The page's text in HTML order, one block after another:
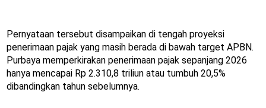
Pernyataan tersebut disampaikan di tengah proyeksi
penerimaan pajak yang masih berada di bawah target APBN.
Purbaya memperkirakan penerimaan pajak sepanjang 2026
hanya mencapai Rp 2.310,8 triliun atau tumbuh 20,5%
dibandingkan tahun sebelumnya.